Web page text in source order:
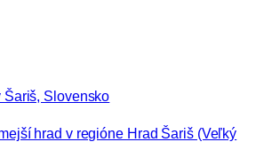
Šariš, Slovensko
hrad v regióne Hrad Šariš (Veľký